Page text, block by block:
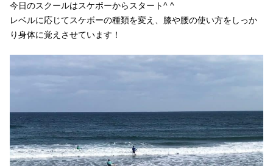
今日のスクールはスケボーからスタート^ ^
レベルに応じてスケボーの種類を変え、膝や腰の使い方をしっか
り身体に覚えさせています！